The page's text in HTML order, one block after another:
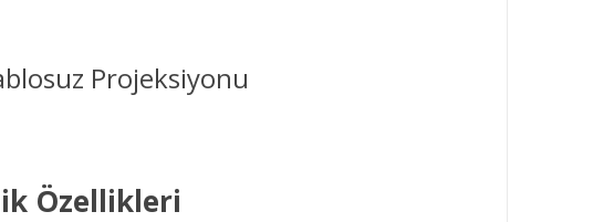
Projeksiyonu
Özellikleri